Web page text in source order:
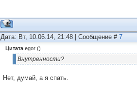
Дата: Вт, 10.06.14, 21:48 | Сообщение # 7
Цитата egor ()
Внутренности?
Нет, думай, а я спать.